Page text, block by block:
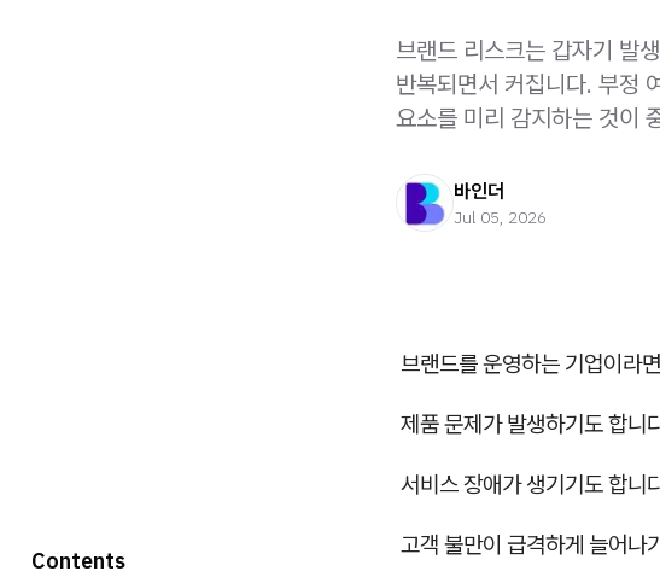
브랜드 리스크는 갑자기 발
반복되면서 커집니다. 부정
요소를 미리 감지하는 것이
바인더
Jul 05, 2026
브랜드를 운영하는 기업이라
제품 문제가 발생하기도 합니
서비스 장애가 생기기도 합니
고객 불만이 급격하게 늘어나
Contents